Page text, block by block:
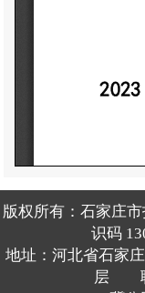
版权所有：石家庄
识码
地址：河北省石家
层 联